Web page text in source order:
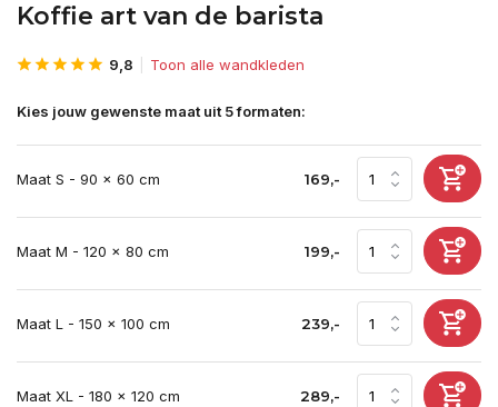
Koffie art van de barista
9,8 Toon alle wandkleden
Kies jouw gewenste maat uit 5 formaten:
Maat S - 90 x 60 cm 169,-
Maat M - 120 x 80 cm 199,-
Maat L - 150 x 100 cm 239,-
Maat XL - 180 x 120 cm 289,-